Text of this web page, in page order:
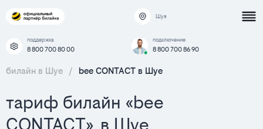
Шуя
поддержка
8 800 700 80 00
подключение
8 800 700 86 90
билайн в Шуе / bee CONTACT в Шуе
тариф билайн «bee
CONTACT» в Шуе